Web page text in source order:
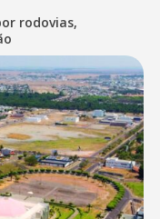
rodovias,